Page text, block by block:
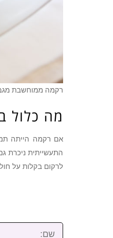
רקמה ממוחשבת
מה כלול
אם רקמה הייתה
התעשייתית ניכרת
לרקום בקלות על
שם: